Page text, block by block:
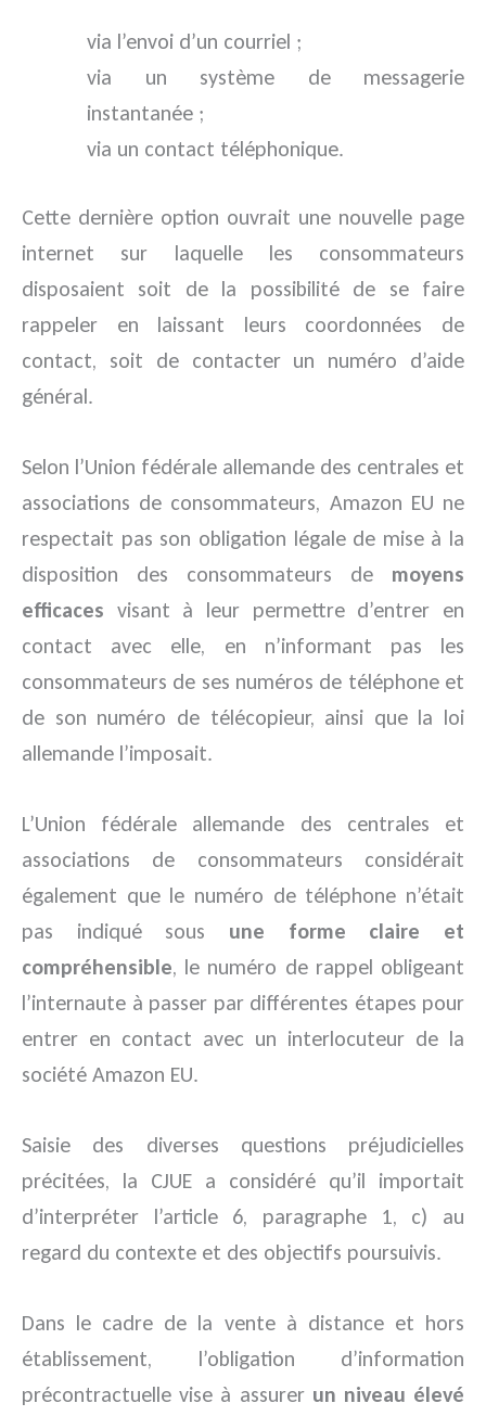
via l’envoi d’un courriel ;
via un système de messagerie
instantanée ;
via un contact téléphonique.
Cette dernière option ouvrait une nouvelle page
internet sur laquelle les consommateurs
disposaient soit de la possibilité de se faire
rappeler en laissant leurs coordonnées de
contact, soit de contacter un numéro d’aide
général.
Selon l’Union fédérale allemande des centrales et
associations de consommateurs, Amazon EU ne
respectait pas son obligation légale de mise à la
disposition des consommateurs de moyens
efficaces visant à leur permettre d’entrer en
contact avec elle, en n’informant pas les
consommateurs de ses numéros de téléphone et
de son numéro de télécopieur, ainsi que la loi
allemande l’imposait.
L’Union fédérale allemande des centrales et
associations de consommateurs considérait
également que le numéro de téléphone n’était
pas indiqué sous une forme claire et
compréhensible, le numéro de rappel obligeant
l’internaute à passer par différentes étapes pour
entrer en contact avec un interlocuteur de la
société Amazon EU.
Saisie des diverses questions préjudicielles
précitées, la CJUE a considéré qu’il importait
d’interpréter l’article 6, paragraphe 1, c) au
regard du contexte et des objectifs poursuivis.
Dans le cadre de la vente à distance et hors
établissement, l’obligation d’information
précontractuelle vise à assurer un niveau élevé